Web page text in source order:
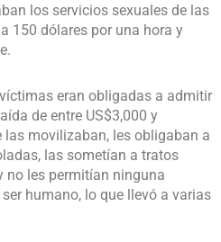
los servicios sexuales de las
150 dólares por una hora y
eran obligadas a admitir
de entre US$3,000 y
las movilizaban, les obligaban a
las sometían a tratos
no les permitían ninguna
humano, lo que llevó a varias